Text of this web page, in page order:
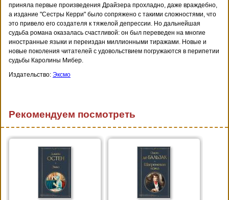
приняла первые произведения Драйзера прохладно, даже враждебно,
а издание "Сестры Керри" было сопряжено с такими сложностями, что
это привело его создателя к тяжелой депрессии. Но дальнейшая
судьба романа оказалась счастливой: он был переведен на многие
иностранные языки и переиздан миллионными тиражами. Новые и
новые поколения читателей с удовольствием погружаются в перипетии
судьбы Каролины Мибер.
Издательство: Эксмо
Рекомендуем посмотреть